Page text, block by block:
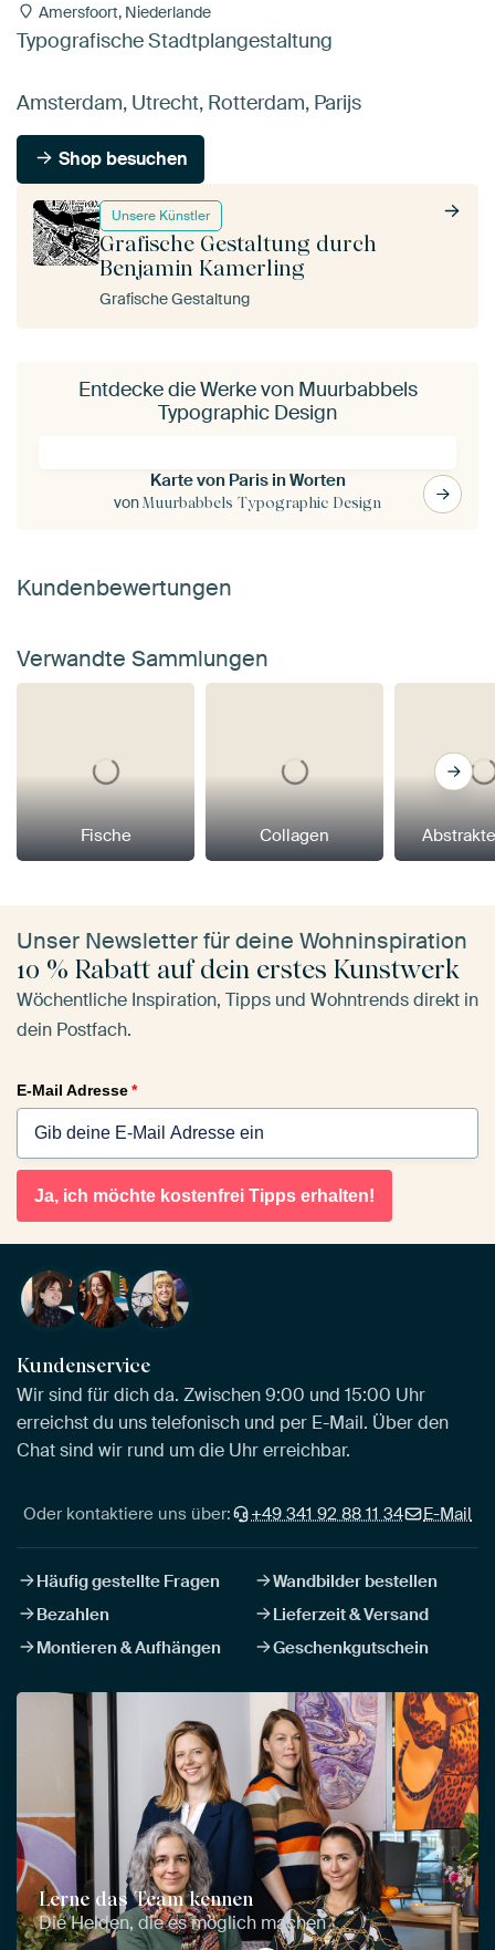
Amersfoort, Niederlande
Unsere Künstler
Grafische Gestaltung durch
Benjamin Kamerling
Grafische Gestaltung
Typografische Stadtplangestaltung
Amsterdam, Utrecht, Rotterdam, Parijs
Shop besuchen
Entdecke die Werke von Muurbabbels
Typographic Design
Karte von Paris in Worten
vonMuurbabbels Typographic Design
Kundenbewertungen
Verwandte Sammlungen
Fische Collagen
Unser Newsletter für deine Wohninspiration
10 % Rabatt auf dein erstes Kunstwerk
Wöchentliche Inspiration, Tipps und Wohntrends direkt in
dein Postfach.
E-Mail Adresse*
Ja, ich möchte kostenfrei Tipps erhalten!
Kundenservice
Wir sind für dich da. Zwischen 9:00 und 15:00 Uhr
erreichst du uns telefonisch und per E-Mail. Über den
Chat sind wir rund um die Uhr erreichbar.
Oder kontaktiere uns über: +49 341 92 88 11 34 E-Mail
Häufig gestellte Fragen
Wandbilder bestellen
Bezahlen
Lieferzeit & Versand
Montieren & Aufhängen
Geschenkgutschein
Lerne das Team kennen
Die Helden, die es möglich machen